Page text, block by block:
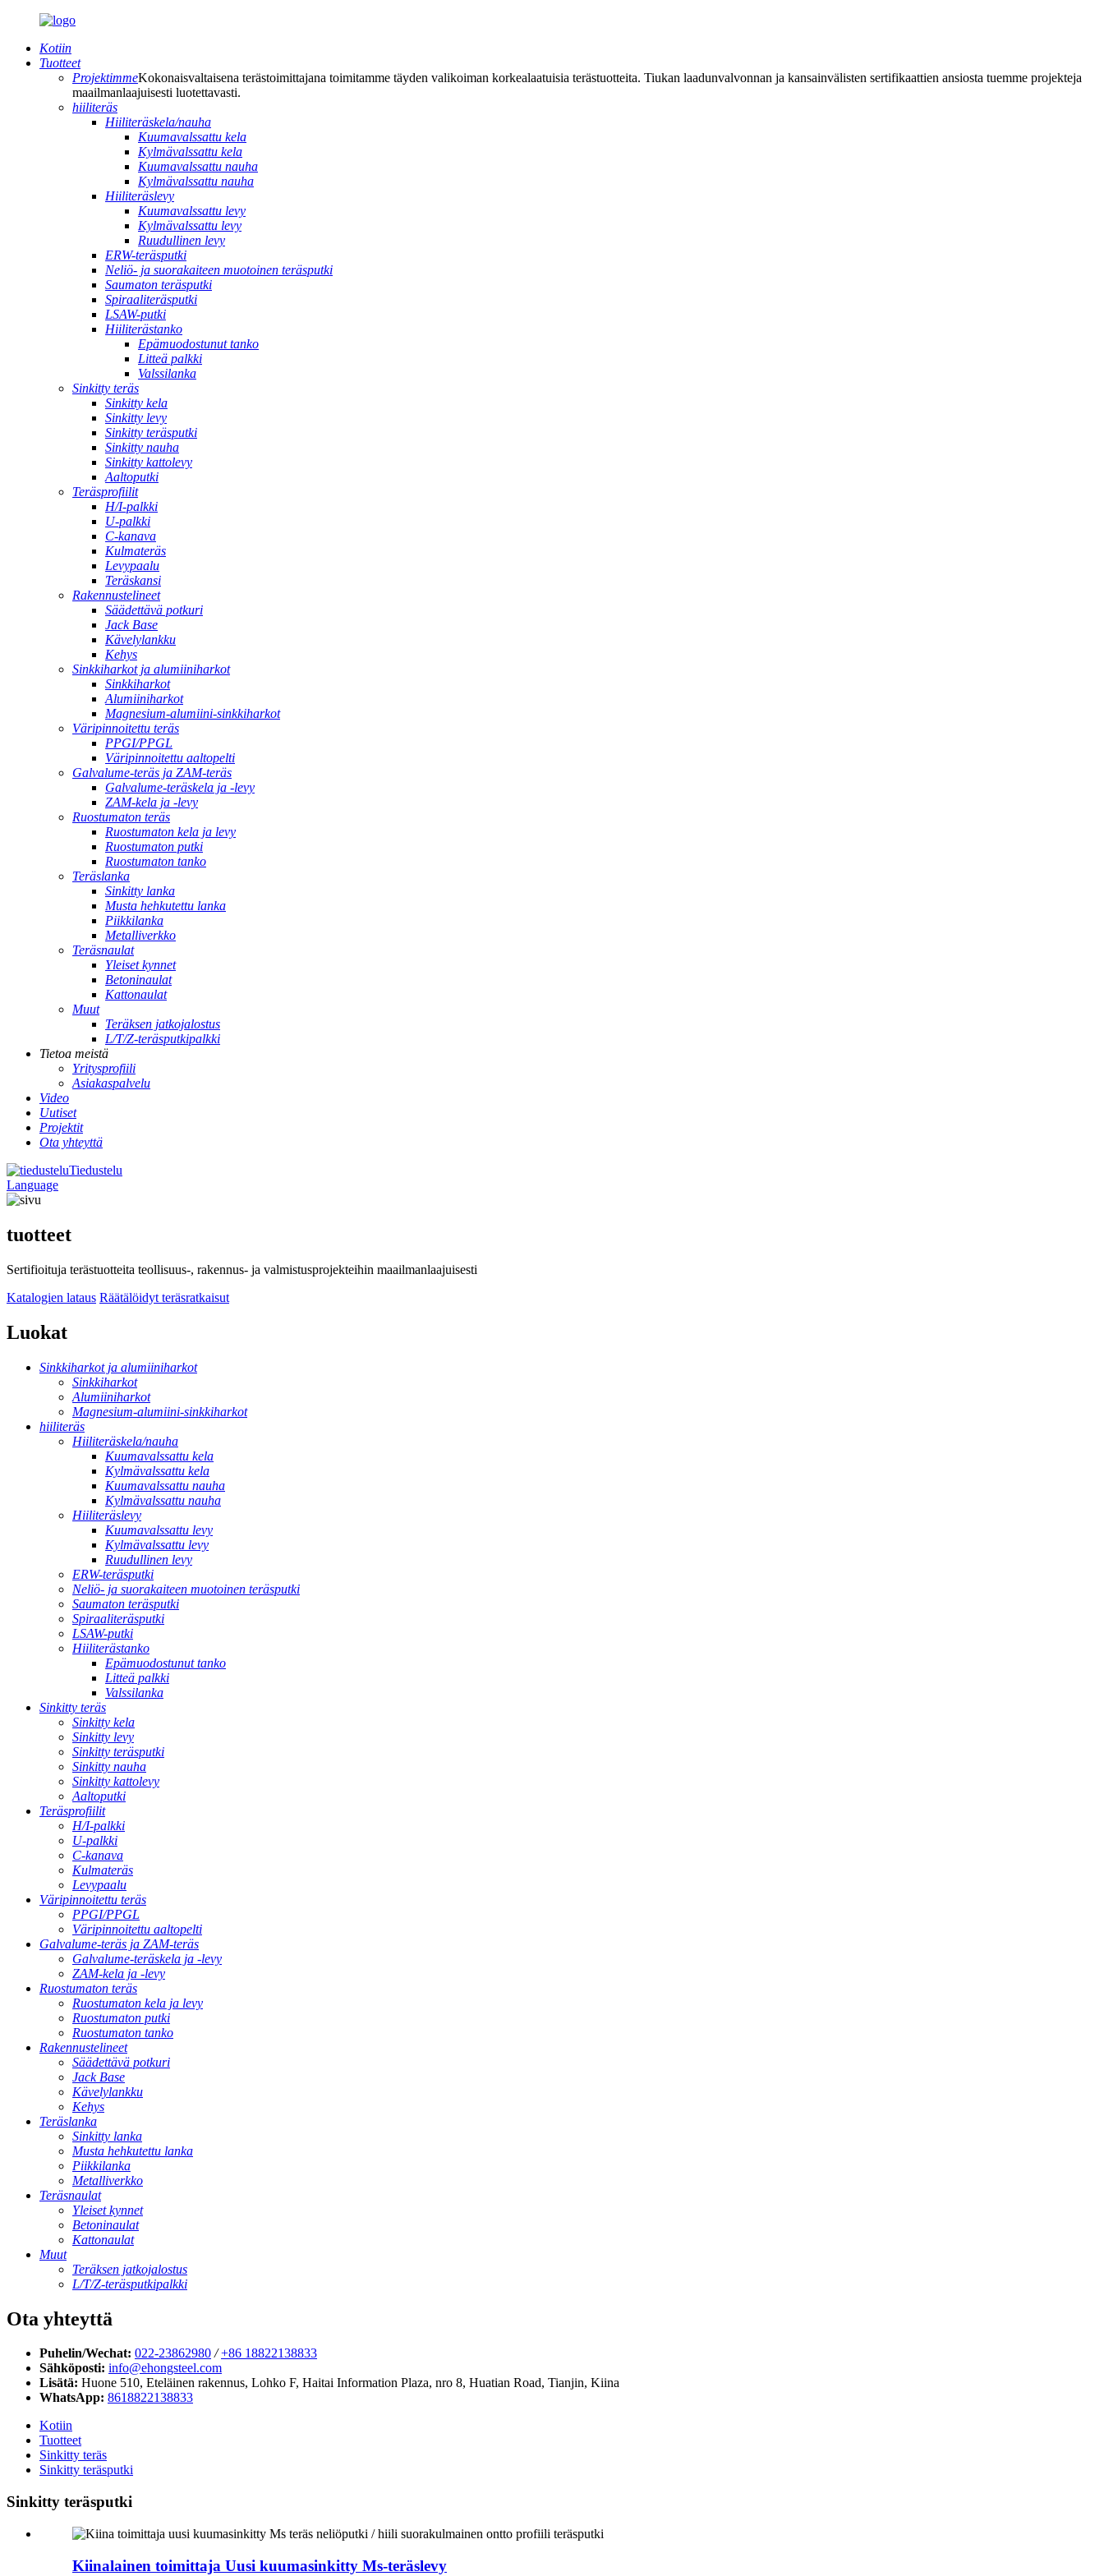
Kotiin
Tuotteet
ProjektimmeKokonaisvaltaisena terästoimittajana toimitamme täyden valikoiman korkealaatuisia terästuotteita. Tiukan laadunvalvonnan ja kansainvälisten sertifikaattien ansiosta tuemme projekteja
maailmanlaajuisesti luotettavasti.
hiiliteräs
Hiiliteräskela/nauha
Kuumavalssattu kela
Kylmävalssattu kela
Kuumavalssattu nauha
Kylmävalssattu nauha
Hiiliteräslevy
Kuumavalssattu levy
Kylmävalssattu levy
Ruudullinen levy
ERW-teräsputki
Neliö- ja suorakaiteen muotoinen teräsputki
Saumaton teräsputki
Spiraaliteräsputki
LSAW-putki
Hiiliterästanko
Epämuodostunut tanko
Litteä palkki
Valssilanka
Sinkitty teräs
Sinkitty kela
Sinkitty levy
Sinkitty teräsputki
Sinkitty nauha
Sinkitty kattolevy
Aaltoputki
Teräsprofiilit
H/I-palkki
U-palkki
C-kanava
Kulmateräs
Levypaalu
Teräskansi
Rakennustelineet
Säädettävä potkuri
Jack Base
Kävelylankku
Kehys
Sinkkiharkot ja alumiiniharkot
Sinkkiharkot
Alumiiniharkot
Magnesium-alumiini-sinkkiharkot
Väripinnoitettu teräs
PPGI/PPGL
Väripinnoitettu aaltopelti
Galvalume-teräs ja ZAM-teräs
Galvalume-teräskela ja -levy
ZAM-kela ja -levy
Ruostumaton teräs
Ruostumaton kela ja levy
Ruostumaton putki
Ruostumaton tanko
Teräslanka
Sinkitty lanka
Musta hehkutettu lanka
Piikkilanka
Metalliverkko
Teräsnaulat
Yleiset kynnet
Betoninaulat
Kattonaulat
Muut
Teräksen jatkojalostus
L/T/Z-teräsputkipalkki
Tietoa meistä
Yritysprofiili
Asiakaspalvelu
Video
Uutiset
Projektit
Ota yhteyttä
Tiedustelu
Language
tuotteet
Sertifioituja terästuotteita teollisuus-, rakennus- ja valmistusprojekteihin maailmanlaajuisesti
Katalogien lataus Räätälöidyt teräsratkaisut
Luokat
Sinkkiharkot ja alumiiniharkot
Sinkkiharkot
Alumiiniharkot
Magnesium-alumiini-sinkkiharkot
hiiliteräs
Hiiliteräskela/nauha
Kuumavalssattu kela
Kylmävalssattu kela
Kuumavalssattu nauha
Kylmävalssattu nauha
Hiiliteräslevy
Kuumavalssattu levy
Kylmävalssattu levy
Ruudullinen levy
ERW-teräsputki
Neliö- ja suorakaiteen muotoinen teräsputki
Saumaton teräsputki
Spiraaliteräsputki
LSAW-putki
Hiiliterästanko
Epämuodostunut tanko
Litteä palkki
Valssilanka
Sinkitty teräs
Sinkitty kela
Sinkitty levy
Sinkitty teräsputki
Sinkitty nauha
Sinkitty kattolevy
Aaltoputki
Teräsprofiilit
H/I-palkki
U-palkki
C-kanava
Kulmateräs
Levypaalu
Väripinnoitettu teräs
PPGI/PPGL
Väripinnoitettu aaltopelti
Galvalume-teräs ja ZAM-teräs
Galvalume-teräskela ja -levy
ZAM-kela ja -levy
Ruostumaton teräs
Ruostumaton kela ja levy
Ruostumaton putki
Ruostumaton tanko
Rakennustelineet
Säädettävä potkuri
Jack Base
Kävelylankku
Kehys
Teräslanka
Sinkitty lanka
Musta hehkutettu lanka
Piikkilanka
Metalliverkko
Teräsnaulat
Yleiset kynnet
Betoninaulat
Kattonaulat
Muut
Teräksen jatkojalostus
L/T/Z-teräsputkipalkki
Ota yhteyttä
Puhelin/Wechat: 022-23862980 / +86 18822138833
Sähköposti: info@ehongsteel.com
Lisätä: Huone 510, Eteläinen rakennus, Lohko F, ​​Haitai Information Plaza, nro 8, Huatian Road, Tianjin, Kiina
WhatsApp: 8618822138833
Kotiin
Tuotteet
Sinkitty teräs
Sinkitty teräsputki
Sinkitty teräsputki
Kiinalainen toimittaja Uusi kuumasinkitty Ms-teräslevy